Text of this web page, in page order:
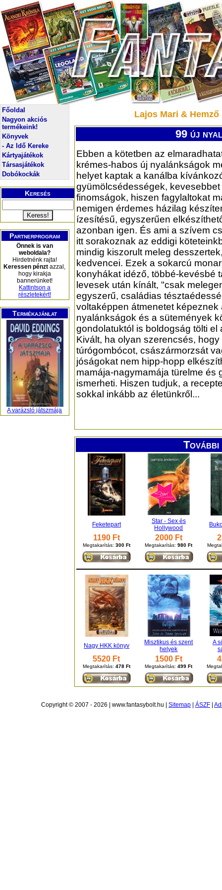
Főoldal
Nagyon akciós
termékeink!
Könyvek
- Az Idő Kereke
Kártyajátékok
Társasjátékok
Dobókockák
Keresés
Partnerprogram
Önnek is van
weboldala?
Hirdetnénk rajta!
Keressen pénzt azzal,
hogy kirakja
bannerünket!
Kattintson a
részletekért!
Termékajánlat
A varázsló játszmája
Lajos Mari &
99 új
Ebben a kötetben az
krémes-habos új nyalánkságok
helyet kaptak a kanálba
gyümölcsédességek,
finomságok, hiszen fagylaltokat
nemigen érdemes házilag
ízesítésű, egyszerűen
azonban igen. És ami a szívem
itt sorakoznak az eddigi
mindig kiszorult meleg
kedvencei. Ezek a sokarcú
konyhákat idéző, többé-kevésbé
levesek után kínált, "csak
egyszerű, családias
voltaképpen átmenetet képeznek
nyalánkságok és a sütemények
gondolatuktól is boldogság tölti el
Kivált, ha olyan szerencsés, hogy
túrógombócot, császármorzsát
jóságokat nem hipp-hopp
mamája-nagymamája türelme és
ismerheti. Hiszen tudjuk, a
sokkal inkább az életünkről...
Feketepart
Star - Sex és
Hollywood
1190 Ft
Megtakarítás: 300 Ft
2000 Ft
Megtakarítás:980 Ft
Nagy HKK könyv
Misztikus és szent
helyek
A
5520 Ft
Megtakarítás: 478 Ft
1500 Ft
Megtakarítás:499 Ft
Copyright © 2007 - 2026 | www.fantasybolt.hu | Sitemap ÁSZF